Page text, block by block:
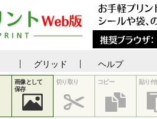
グリッド ヘルプ
画像として
保存
切り取り コピー 貼り付